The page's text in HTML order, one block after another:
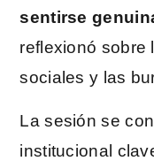
sentirse
reflexionó sobre
sociales y las
La sesión se
institucional